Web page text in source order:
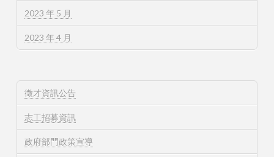
2023 年 5 月
2023 年 4 月
徵才資訊公告
志工招募資訊
政府部門政策宣導